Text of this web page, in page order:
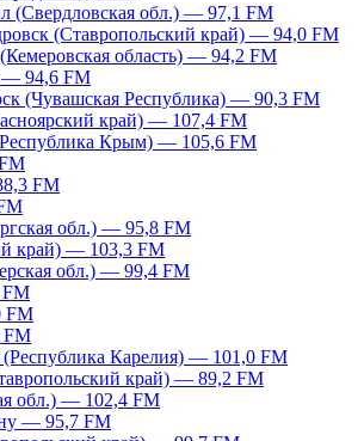
(Свердловская обл.) — 97,1 FM
(Ставропольский край) — 94,0 FM
область) — 94,2 FM
— 94,6 FM
(Чувашская Республика) — 90,3 FM
край) — 107,4 FM
Крым) — 105,6 FM
FM
обл.) — 95,8 FM
край) — 103,3 FM
обл.) — 99,4 FM
FM
(Республика Карелия) — 101,0 FM
край) — 89,2 FM
обл.) — 102,4 FM
— 95,7 FM